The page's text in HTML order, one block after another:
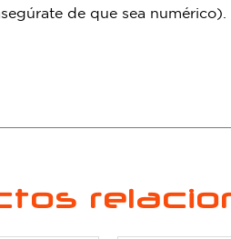
de que sea numérico).